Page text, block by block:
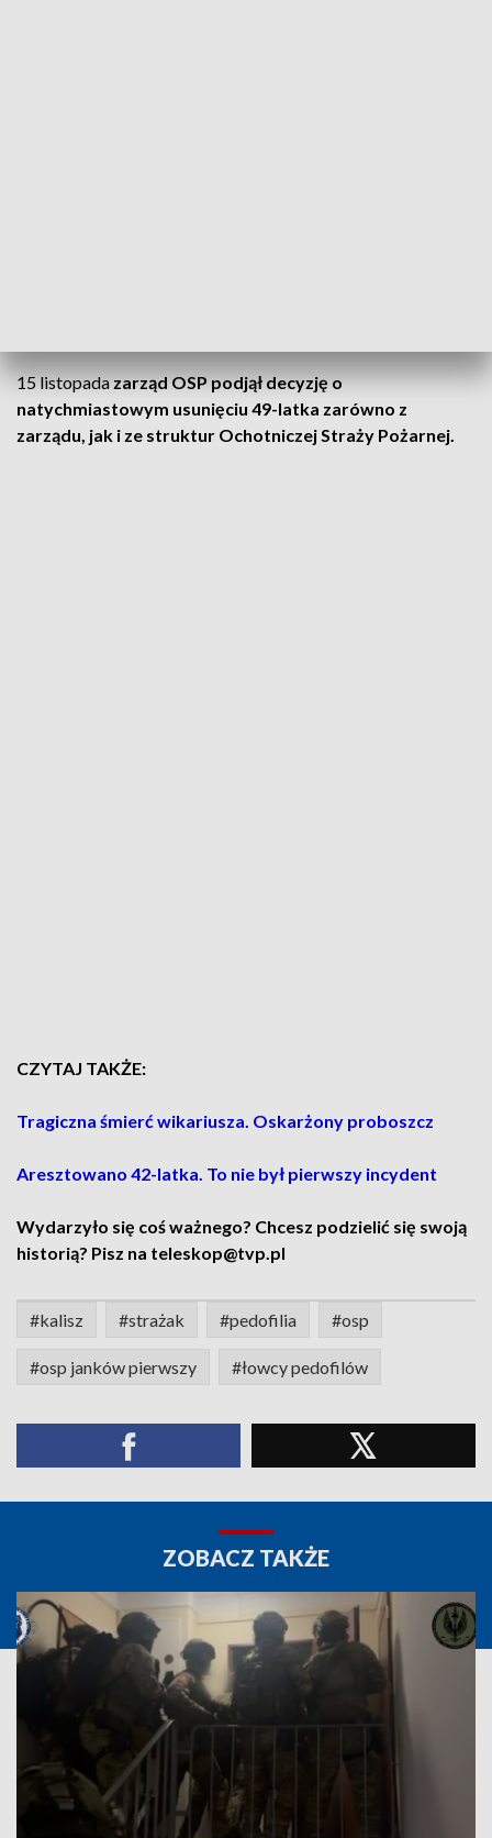
15 listopadazarząd OSP podjął decyzję o
natychmiastowym usunięciu 49-latka zarówno z
zarządu, jak i ze struktur Ochotniczej Straży Pożarnej.
CZYTAJ TAKŻE:
Tragiczna śmierć wikariusza. Oskarżony proboszcz
Aresztowano 42-latka. To nie był pierwszy incydent
Wydarzyło się coś ważnego? Chcesz podzielić się swoją
historią? Pisz na teleskop@tvp.pl
#kalisz #strażak #pedofilia #osp
#osp janków pierwszy #łowcy pedofilów
ZOBACZ TAKŻE